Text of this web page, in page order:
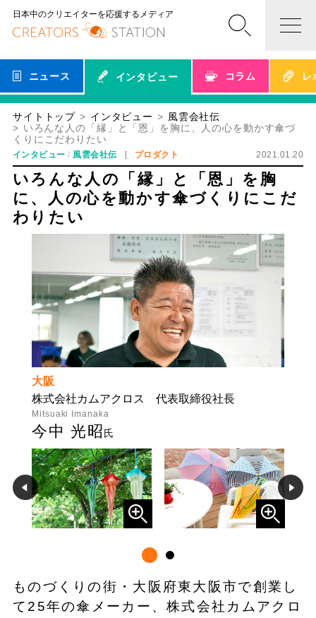
日本中のクリエイターを応援するメディア
ニュース インタビュー コラム レ
サイトトップ インタビュー
風雲会社伝
いろんな人の「縁」と「恩」を胸に、人の心を動かす傘づ
くりにこだわりたい
インタビュー 風雲会社伝 プロダクト 2021.01.20
いろんな人の「縁」と「恩」を胸
に、人の心を動かす傘づくりにこだ
わりたい
大阪
株式会社カムアクロス 代表取締役社長
Mitsuaki Imanaka
今中 光昭氏
ものづくりの街・大阪府東大阪市で創業し
て25年の傘メーカー、株式会社カムアクロ